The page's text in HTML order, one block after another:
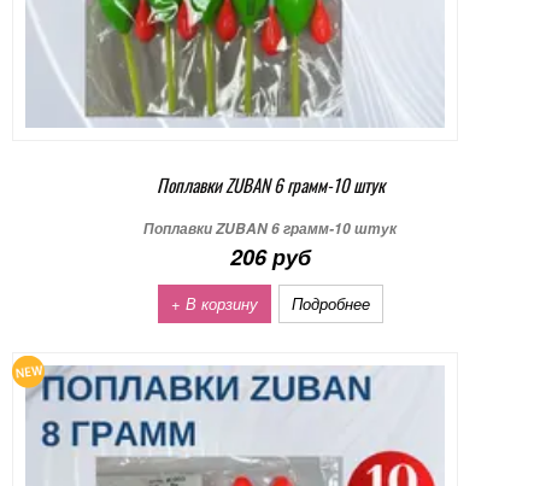
Поплавки ZUBAN 6 грамм-10 штук
Поплавки ZUBAN 6 грамм-10 штук
206 руб
+ В корзину Подробнее